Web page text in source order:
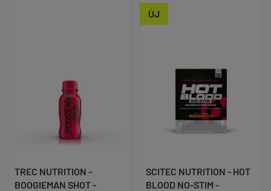
TREC NUTRITION -
BOOGIEMAN SHOT -
ÚJ
SCITEC NUTRITION - HOT
BLOOD NO-STIM -